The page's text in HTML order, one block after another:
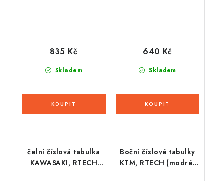
Skladem
835 Kč
Skladem
640 Kč
čelní číslová tabulka
KAWASAKI, RTECH
Boční číslové tabulky
KTM, RTECH (modré,